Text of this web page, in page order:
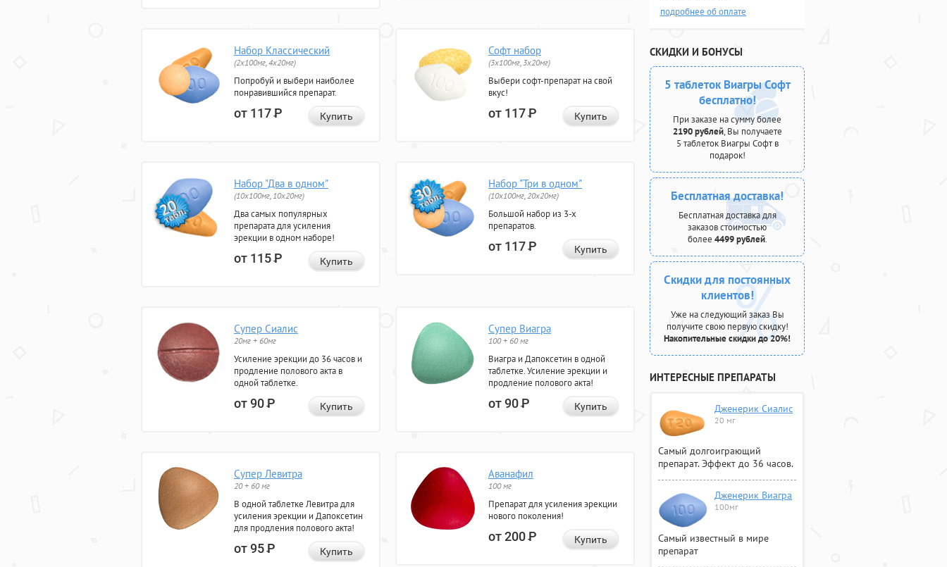
Набор Классический
(2x100мг, 4x20мг)
Попробуй и выбери наиболее
понравившийся препарат.
от 117Р Купить
Софт набор
(3x100мг, 3x20мг)
Выбери софт-препарат на свой
вкус!
от 117Р Купить
Набор "Два в одном"
(10x100мг, 10x20мг)
Два самых популярных
препарата для усиления
эрекции в одном наборе!
от 115Р Купить
Набор "Три в одном"
(10x100мг, 20x20мг)
Большой набор из 3-х
препаратов.
от 117Р Купить
Супер Сиалис
20мг + 60мг
Усиление эрекции до 36 часов и
продление полового акта в
одной таблетке.
от 90Р Купить
Супер Виагра
100 + 60 мг
Виагра и Дапоксетин в одной
таблетке. Усиление эрекции и
продление полового акта!
от 90Р Купить
Супер Левитра
20 + 60 мг
В одной таблетке Левитра для
усиления эрекции и Дапоксетин
для продления полового акта!
от 95Р Купить
Аванафил
100 мг
Препарат для усиления эрекции
нового поколения!
от 200Р Купить
подробнее об оплате
СКИДКИ И БОНУСЫ
5 таблеток Виагры Софт
бесплатно!
При заказе на сумму более
2190 рублей, Вы получаете
5 таблеток Виагры Софт в
подарок!
Бесплатная доставка!
Бесплатная доставка для
заказов стоимостью
более 4499 рублей.
Скидки для постоянных
клиентов!
Уже на следующий заказ Вы
получите свою первую скидку!
Накопительные скидки до 20%!
ИНТЕРЕСНЫЕ ПРЕПАРАТЫ
Дженерик Сиалис
20 мг
Самый долгоиграющий
препарат. Эффект до 36 часов.
Дженерик Виагра
100мг
Самый известный в мире
препарат